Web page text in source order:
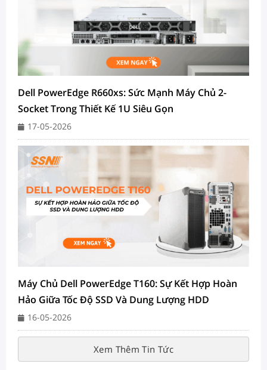
Dell PowerEdge R660xs: Sức Mạnh Máy Chủ 2-
Socket Trong Thiết Kế 1U Siêu Gọn
17-05-2026
Máy Chủ Dell PowerEdge T160: Sự Kết Hợp Hoàn
Hảo Giữa Tốc Độ SSD Và Dung Lượng HDD
16-05-2026
Xem Thêm Tin Tức